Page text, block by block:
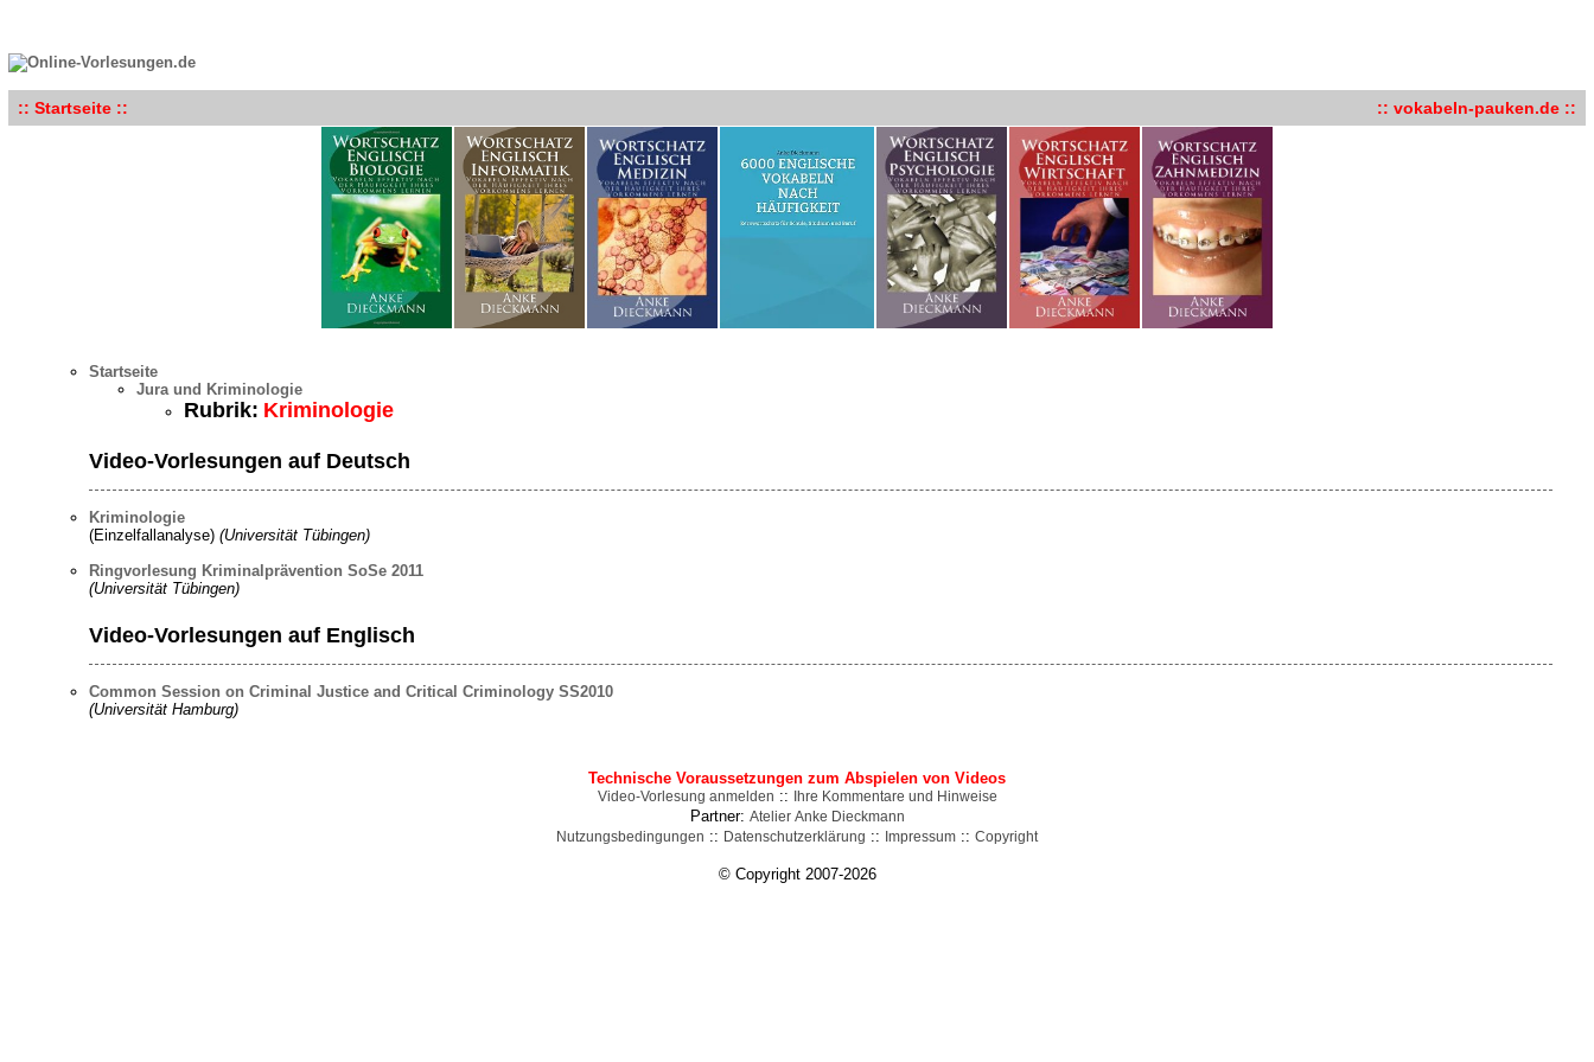
:: Startseite :: :: vokabeln-pauken.de ::
Startseite
Jura und Kriminologie
Rubrik: Kriminologie
Video-Vorlesungen auf Deutsch
Kriminologie
(Einzelfallanalyse) (Universität Tübingen)
Ringvorlesung Kriminalprävention SoSe 2011
(Universität Tübingen)
Video-Vorlesungen auf Englisch
Common Session on Criminal Justice and Critical Criminology SS2010
(Universität Hamburg)
Technische Voraussetzungen zum Abspielen von Videos
Video-Vorlesung anmelden :: Ihre Kommentare und Hinweise
Partner: Atelier Anke Dieckmann
Nutzungsbedingungen :: Datenschutzerklärung :: Impressum :: Copyright
© Copyright 2007-2026